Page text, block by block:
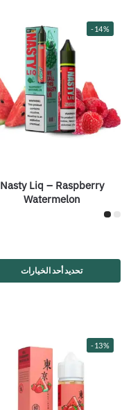
-14%
Nasty Liq – Raspberry
Watermelon
تحديد أحد الخيارات
-13%